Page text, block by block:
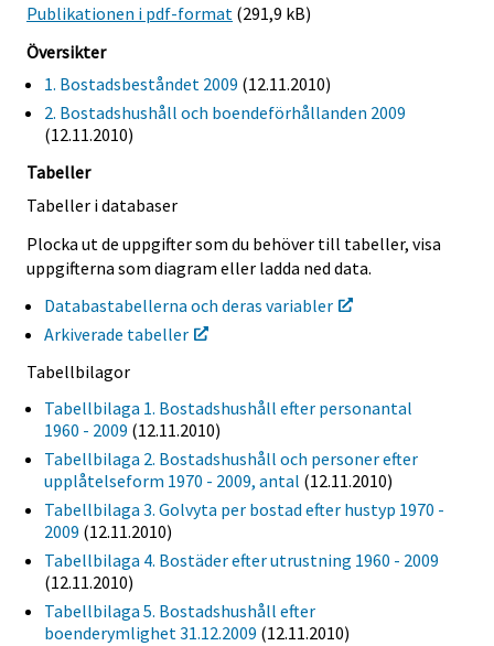
Publikationen i pdf-format (291,9 kB)
Översikter
1. Bostadsbeståndet 2009 (12.11.2010)
2. Bostadshushåll och boendeförhållanden 2009
(12.11.2010)
Tabeller
Tabeller i databaser
Plocka ut de uppgifter som du behöver till tabeller, visa
uppgifterna som diagram eller ladda ned data.
Databastabellerna och deras variabler
Arkiverade tabeller
Tabellbilagor
Tabellbilaga 1. Bostadshushåll efter personantal
1960 - 2009 (12.11.2010)
Tabellbilaga 2. Bostadshushåll och personer efter
upplåtelseform 1970 - 2009, antal (12.11.2010)
Tabellbilaga 3. Golvyta per bostad efter hustyp 1970 -
2009 (12.11.2010)
Tabellbilaga 4. Bostäder efter utrustning 1960 - 2009
(12.11.2010)
Tabellbilaga 5. Bostadshushåll efter
boenderymlighet 31.12.2009 (12.11.2010)